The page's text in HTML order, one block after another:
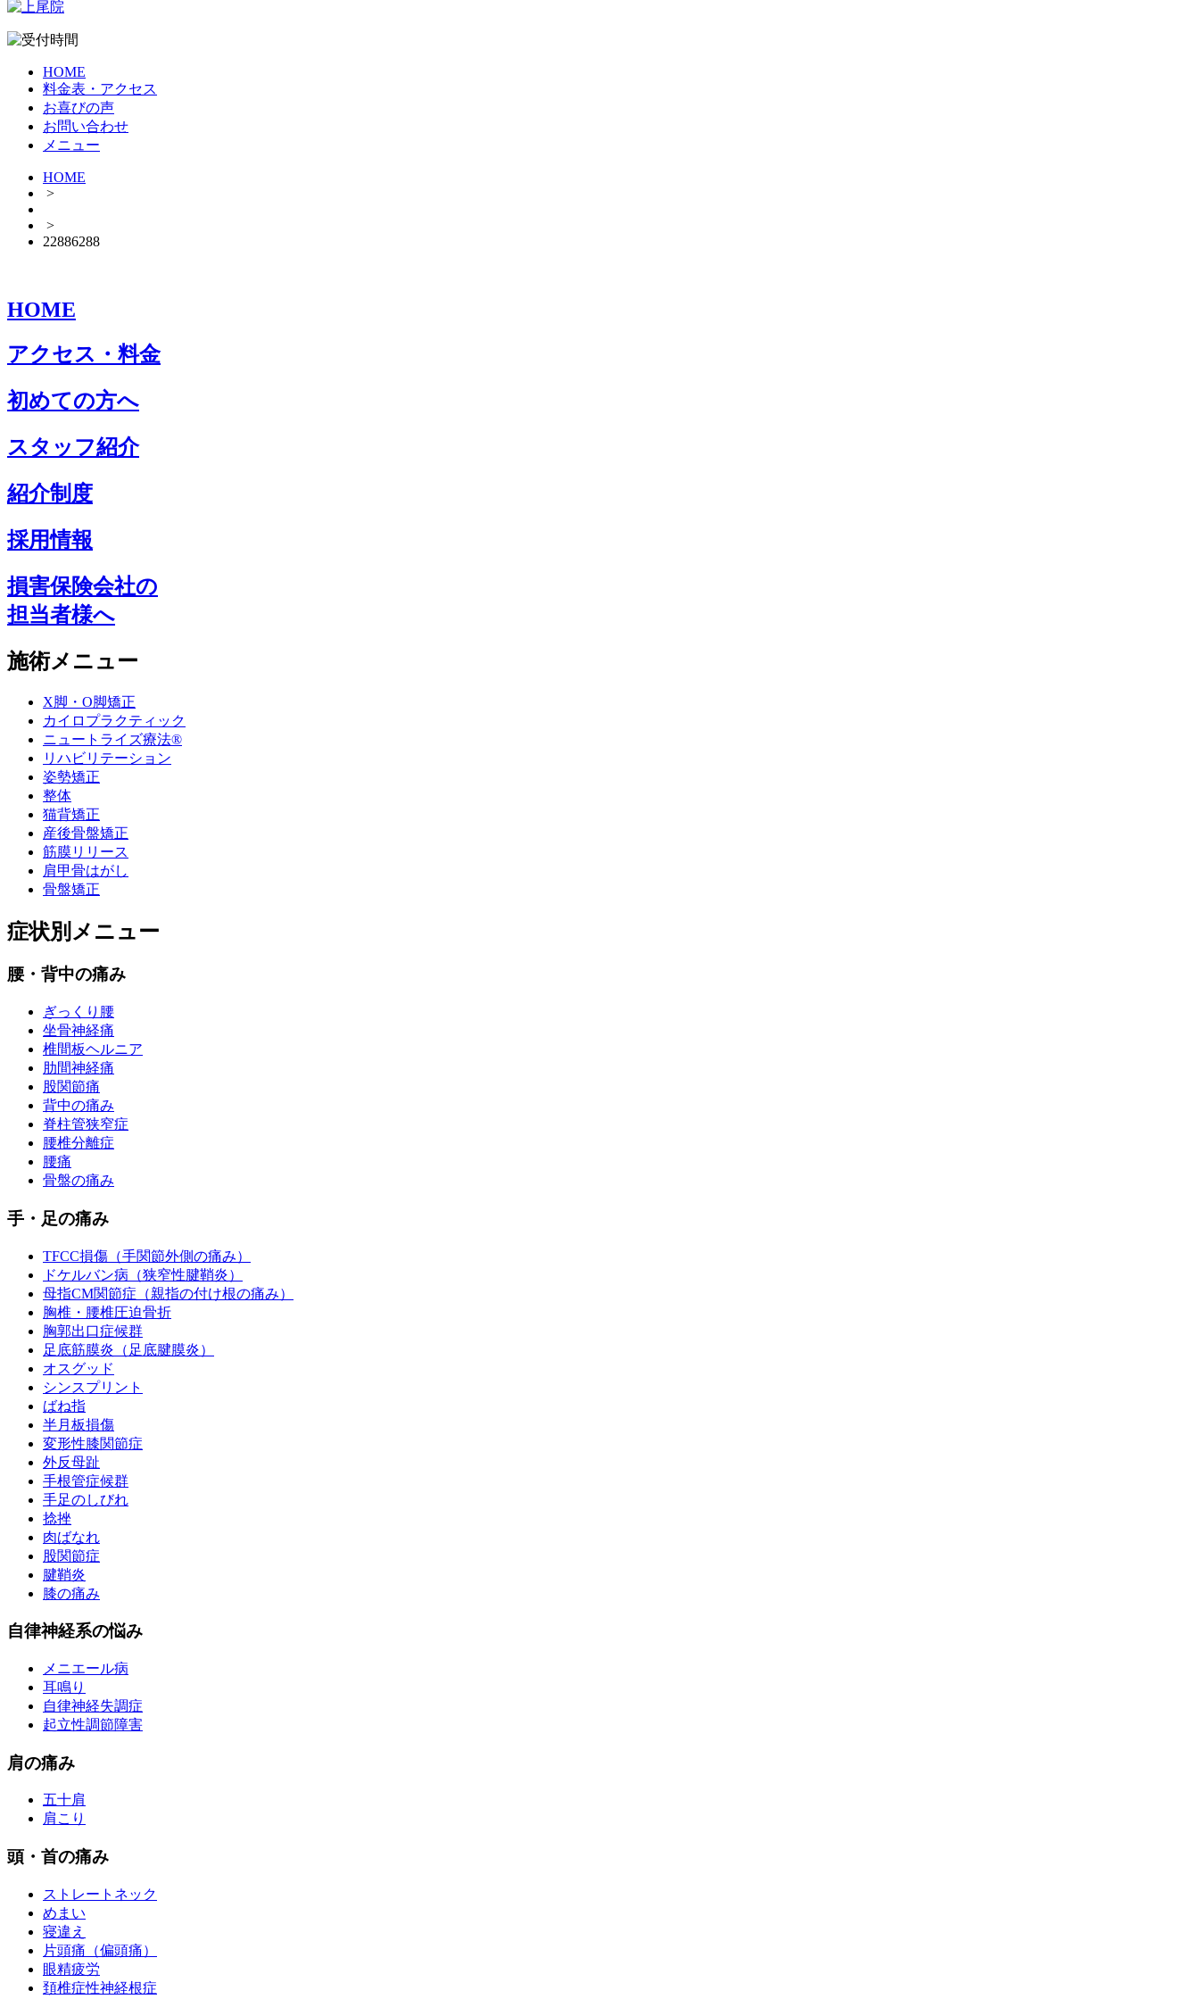
HOME
料金表・アクセス
お喜びの声
お問い合わせ
メニュー
HOME
>
>
22886288
HOME
アクセス・料金
初めての方へ
スタッフ紹介
紹介制度
採用情報
損害保険会社の
担当者様へ
施術メニュー
X脚・O脚矯正
カイロプラクティック
ニュートライズ療法®
リハビリテーション
姿勢矯正
整体
猫背矯正
産後骨盤矯正
筋膜リリース
肩甲骨はがし
骨盤矯正
症状別メニュー
腰・背中の痛み
ぎっくり腰
坐骨神経痛
椎間板ヘルニア
肋間神経痛
股関節痛
背中の痛み
脊柱管狭窄症
腰椎分離症
腰痛
骨盤の痛み
手・足の痛み
TFCC損傷（手関節外側の痛み）
ドケルバン病（狭窄性腱鞘炎）
母指CM関節症（親指の付け根の痛み）
胸椎・腰椎圧迫骨折
胸郭出口症候群
足底筋膜炎（足底腱膜炎）
オスグッド
シンスプリント
ばね指
半月板損傷
変形性膝関節症
外反母趾
手根管症候群
手足のしびれ
捻挫
肉ばなれ
股関節症
腱鞘炎
膝の痛み
自律神経系の悩み
メニエール病
耳鳴り
自律神経失調症
起立性調節障害
肩の痛み
五十肩
肩こり
頭・首の痛み
ストレートネック
めまい
寝違え
片頭痛（偏頭痛）
眼精疲労
頚椎症性神経根症